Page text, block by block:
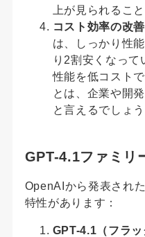
上が見られるこ
コスト効率の改善
は、しっかり性
り2割安くなって
性能を低コスト
とは、企業や開
と言えるでしょう
GPT-4.1ファミリ
OpenAIから発表され
特性があります：
GPT-4.1（フラッ